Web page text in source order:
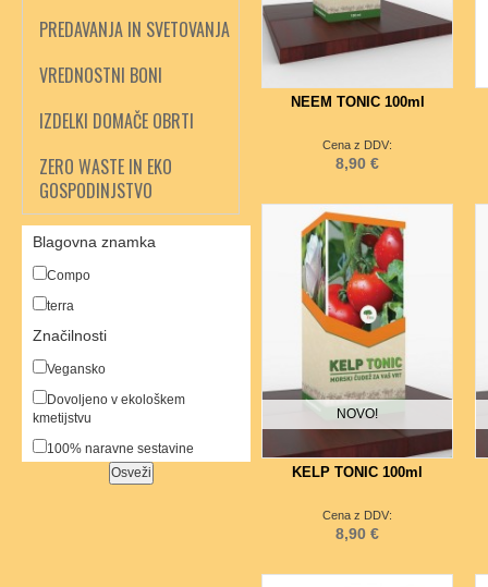
PREDAVANJA IN SVETOVANJA
VREDNOSTNI BONI
IZDELKI DOMAČE OBRTI
ZERO WASTE IN EKO
GOSPODINJSTVO
Blagovna znamka
Compo
terra
Značilnosti
Vegansko
Dovoljeno v ekološkem
kmetijstvu
100% naravne sestavine
NEEM TONIC 100ml
Cena z DDV:
8,90 €
NOVO!
KELP TONIC 100ml
Cena z DDV:
8,90 €